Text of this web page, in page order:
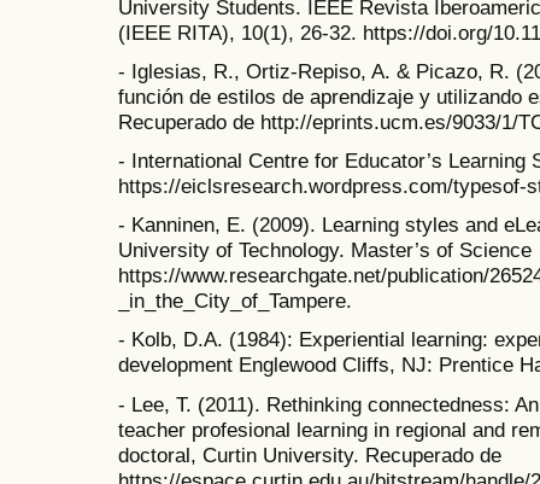
University Students. IEEE Revista
(IEEE RITA), 10(1), 26-32. https://doi.org/
- Iglesias, R., Ortiz-Repiso, A. & Picazo, R.
función de estilos de aprendizaje y utilizando
Recuperado de http://eprints.ucm.es/9033/1/
- International Centre for Educator’s Learning
https://eiclsresearch.wordpress.com/typesof-
- Kanninen, E. (2009). Learning styles and
University of Technology. Master’s of Science
https://www.researchgate.net/publication/
_in_the_City_of_Tampere.
- Kolb, D.A. (1984): Experiential learning:
development Englewood Cliffs, NJ: Prentice
- Lee, T. (2011). Rethinking connectedness:
teacher profesional learning in regional and
doctoral, Curtin University. Recuperado de